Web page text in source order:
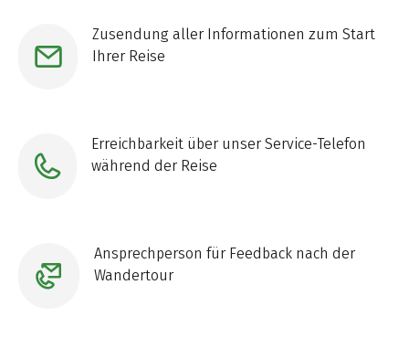
Zusendung aller Informationen zum Start
Ihrer Reise
Erreichbarkeit über unser Service-Telefon
während der Reise
Ansprechperson für Feedback nach der
Wandertour